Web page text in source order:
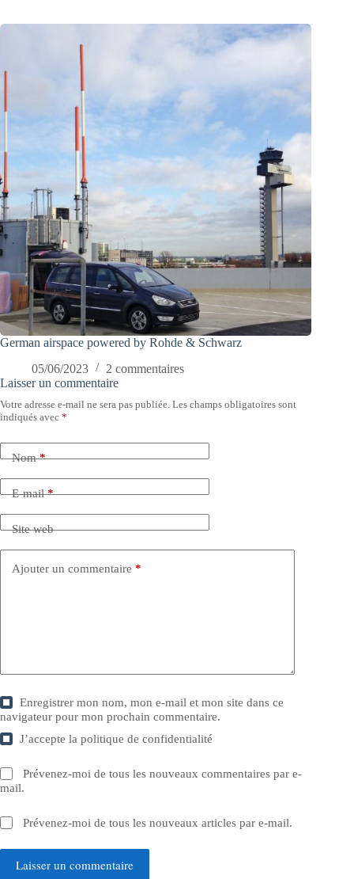
German airspace powered by Rohde & Schwarz
05/06/2023
2 commentaires
Laisser un commentaire
Votre adresse e-mail ne sera pas publiée. Les champs obligatoires sont
indiqués avec *
Nom*
E-mail*
Site web
Ajouter un commentaire *
Enregistrer mon nom, mon e-mail et mon site dans ce
navigateur pour mon prochain commentaire.
J’accepte lapolitique de confidentialité
Prévenez-moi de tous les nouveaux commentaires par e-
mail.
Prévenez-moi de tous les nouveaux articles par e-mail.
Laisser un commentaire